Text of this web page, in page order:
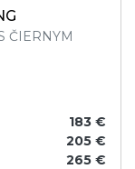
ČIERNYM
183 €
205 €
265 €